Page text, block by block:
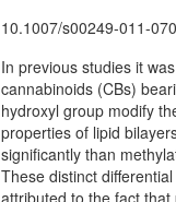
10.1007/s00249-011-
In previous studies it
cannabinoids (CBs)
hydroxyl group modify
properties of lipid
significantly than
These distinct
attributed to the fact that